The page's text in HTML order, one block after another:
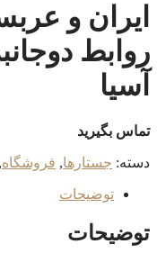
ایران و
روابط
آسیا
تماس بگیرید
دسته: جستارها, فروشگاه,
توضیحات
توضیحات